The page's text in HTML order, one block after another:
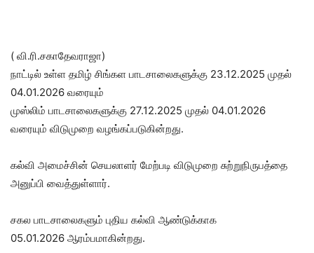
( வி.ரி.சகாதேவராஜா)
நாட்டில் உள்ள தமிழ் சிங்கள பாடசாலைகளுக்கு 23.12.2025 முதல்
04.01.2026 வரையும்
முஸ்லிம் பாடசாலைகளுக்கு 27.12.2025 முதல் 04.01.2026
வரையும் விடுமுறை வழங்கப்படுகின்றது.
கல்வி அமைச்சின் செயலாளர் மேற்படி விடுமுறை சுற்றுநிருபத்தை
அனுப்பி வைத்துள்ளார்.
சகல பாடசாலைகளும் புதிய கல்வி ஆண்டுக்காக
05.01.2026 ஆரம்பமாகின்றது.